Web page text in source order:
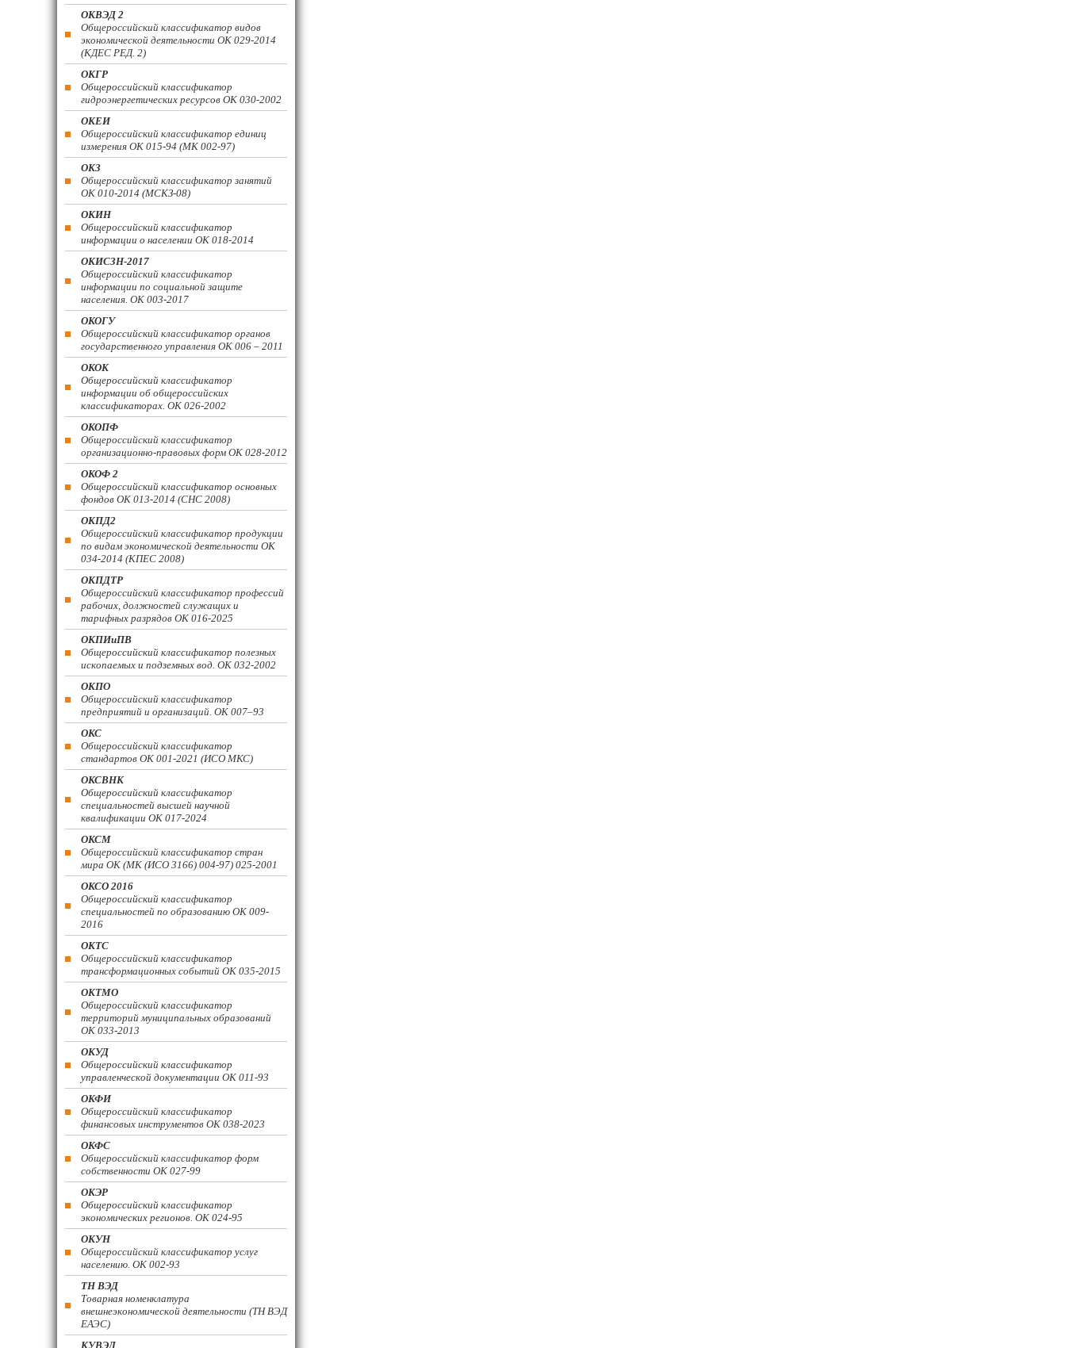
ОКВЭД 2
Общероссийский классификатор видов
экономической деятельности ОК 029-2014
(КДЕС РЕД. 2)
ОКГР
Общероссийский классификатор
гидроэнергетических ресурсов ОК 030-2002
ОКЕИ
Общероссийский классификатор единиц
измерения ОК 015-94 (МК 002-97)
ОКЗ
Общероссийский классификатор занятий
ОК 010-2014 (МСКЗ-08)
ОКИН
Общероссийский классификатор
информации о населении ОК 018-2014
ОКИСЗН-2017
Общероссийский классификатор
информации по социальной защите
населения. ОК 003-2017
ОКОГУ
Общероссийский классификатор органов
государственного управления ОК 006 – 2011
ОКОК
Общероссийский классификатор
информации об общероссийских
классификаторах. ОК 026-2002
ОКОПФ
Общероссийский классификатор
организационно-правовых форм ОК 028-2012
ОКОФ 2
Общероссийский классификатор основных
фондов ОК 013-2014 (СНС 2008)
ОКПД2
Общероссийский классификатор продукции
по видам экономической деятельности ОК
034-2014 (КПЕС 2008)
ОКПДТР
Общероссийский классификатор профессий
рабочих, должностей служащих и
тарифных разрядов ОК 016-2025
ОКПИиПВ
Общероссийский классификатор полезных
ископаемых и подземных вод. ОК 032-2002
ОКПО
Общероссийский классификатор
предприятий и организаций. ОК 007–93
ОКС
Общероссийский классификатор
стандартов ОК 001-2021 (ИСО МКС)
ОКСВНК
Общероссийский классификатор
специальностей высшей научной
квалификации ОК 017-2024
ОКСМ
Общероссийский классификатор стран
мира ОК (МК (ИСО 3166) 004-97) 025-2001
ОКСО 2016
Общероссийский классификатор
специальностей по образованию ОК 009-
2016
ОКТС
Общероссийский классификатор
трансформационных событий ОК 035-2015
ОКТМО
Общероссийский классификатор
территорий муниципальных образований
ОК 033-2013
ОКУД
Общероссийский классификатор
управленческой документации ОК 011-93
ОКФИ
Общероссийский классификатор
финансовых инструментов OK 038-2023
ОКФС
Общероссийский классификатор форм
собственности ОК 027-99
ОКЭР
Общероссийский классификатор
экономических регионов. ОК 024-95
ОКУН
Общероссийский классификатор услуг
населению. ОК 002-93
ТН ВЭД
Товарная номенклатура
внешнеэкономической деятельности (ТН ВЭД
ЕАЭС)
КУВЭД